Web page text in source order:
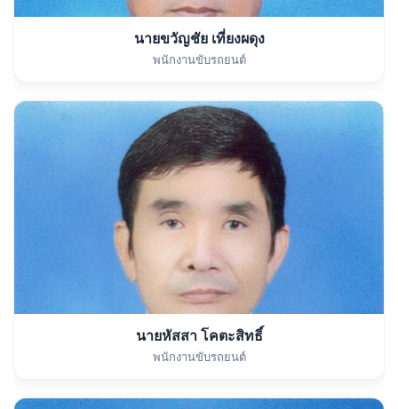
นายขวัญชัย เที่ยงผดุง
พนักงานขับรถยนต์
นายหัสสา โคตะสิทธิ์
พนักงานขับรถยนต์